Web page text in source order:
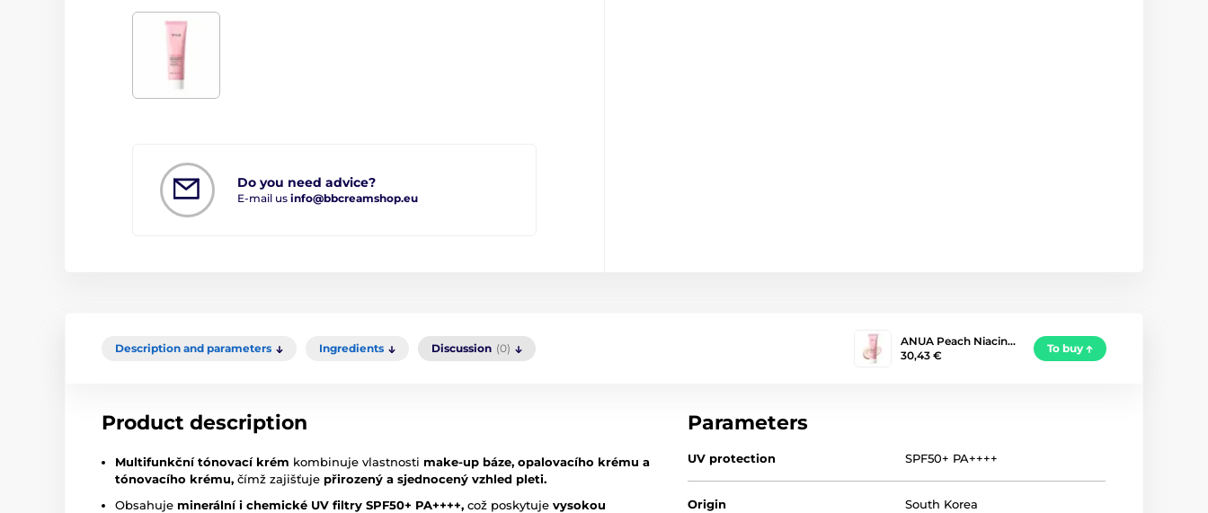
Do you need advice?
E-mail us info@bbcreamshop.eu
Description and parameters Ingredients Discussion (0)
ANUA Peach Niacin…
30,43 €
To buy
Product description
Multifunkční tónovací krém kombinuje vlastnosti make-up báze, opalovacího krému a
tónovacího krému, čímž zajišťuje přirozený a sjednocený vzhled pleti.
Obsahuje minerální i chemické UV filtry SPF50+ PA++++, což poskytuje vysokou
Parameters
UV protection SPF50+ PA++++
Origin South Korea